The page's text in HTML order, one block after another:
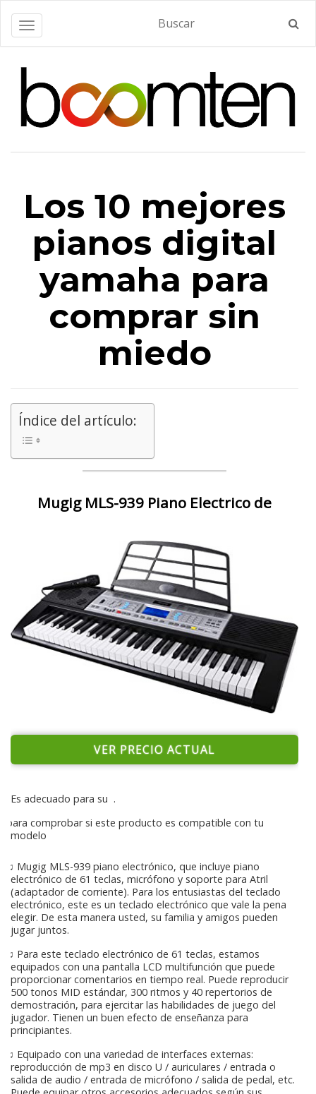
Alternar navegación
Los 10 mejores
pianos digital
yamaha para
comprar sin
miedo
Índice del artículo:
Mugig MLS-939 Piano Electrico de
VER PRECIO ACTUAL
Es adecuado para su .
para comprobar si este producto es compatible con tu
modelo
♫ Mugig MLS-939 piano electrónico, que incluye piano
electrónico de 61 teclas, micrófono y soporte para Atril
(adaptador de corriente). Para los entusiastas del teclado
electrónico, este es un teclado electrónico que vale la pena
elegir. De esta manera usted, su familia y amigos pueden
jugar juntos.
♫ Para este teclado electrónico de 61 teclas, estamos
equipados con una pantalla LCD multifunción que puede
proporcionar comentarios en tiempo real. Puede reproducir
500 tonos MID estándar, 300 ritmos y 40 repertorios de
demostración, para ejercitar las habilidades de juego del
jugador. Tienen un buen efecto de enseñanza para
principiantes.
♫ Equipado con una variedad de interfaces externas:
reproducción de mp3 en disco U / auriculares / entrada o
salida de audio / entrada de micrófono / salida de pedal, etc.